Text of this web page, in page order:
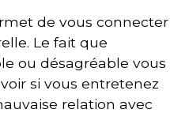
de vous connecter
Le fait que
ou désagréable vous
si vous entretenez
relation avec